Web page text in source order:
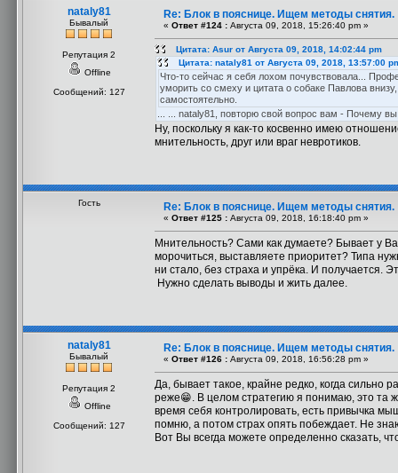
nataly81
Бывалый
Репутация 2
Offline
Сообщений: 127
Re: Блок в пояснице. Ищем методы снятия.
« Ответ #124 : Августа 09, 2018, 15:26:40 pm »
Цитата: Asur от Августа 09, 2018, 14:02:44 pm
Цитата: nataly81 от Августа 09, 2018, 13:57:00
Что-то сейчас я себя лохом почувствовала...
уморить со смеху и цитата о собаке Павлова
самостоятельно.
... ... nataly81, повторю свой вопрос вам - Почему
Ну, поскольку я как-то косвенно имею
мнительность, друг или враг невротиков.
Гость Re: Блок в пояснице. Ищем методы снятия.
« Ответ #125 : Августа 09, 2018, 16:18:40 pm »
Мнительность? Сами как думаете? Бывает у
морочиться, выставляете приоритет? Типа
ни стало, без страха и упрёка. И получается.
Нужно сделать выводы и жить далее.
nataly81
Бывалый
Репутация 2
Offline
Сообщений: 127
Re: Блок в пояснице. Ищем методы снятия.
« Ответ #126 : Августа 09, 2018, 16:56:28 pm »
Да, бывает такое, крайне редко, когда сильно
реже😁. В целом стратегию я понимаю, это та
время себя контролировать, есть привычка
помню, а потом страх опять побеждает. Не
Вот Вы всегда можете определенно сказать,